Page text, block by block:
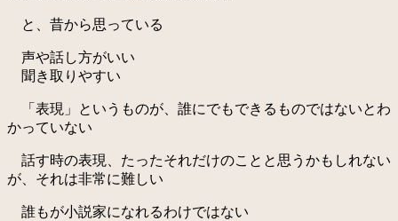
と、昔から思っている
声や話し方がいい
聞き取りやすい
「表現」というものが、誰にでもできるものではないとわ
かっていない
話す時の表現、たったそれだけのことと思うかもしれない
が、それは非常に難しい
誰もが小説家になれるわけではない